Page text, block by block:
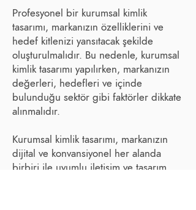
Profesyonel bir kurumsal kimlik
tasarımı, markanızın özelliklerini ve
hedef kitlenizi yansıtacak şekilde
oluşturulmalıdır. Bu nedenle, kurumsal
kimlik tasarımı yapılırken, markanızın
değerleri, hedefleri ve içinde
bulunduğu sektör gibi faktörler dikkate
alınmalıdır.
Kurumsal kimlik tasarımı, markanızın
dijital ve konvansiyonel her alanda
birbiri ile uyumlu iletişim ve tasarım